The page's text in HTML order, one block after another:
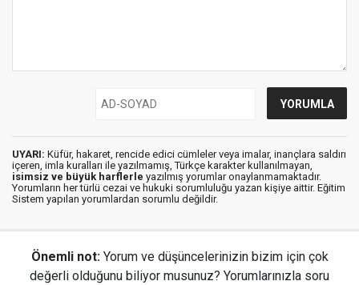
UYARI: Küfür, hakaret, rencide edici cümleler veya imalar, inançlara saldırı
içeren, imla kuralları ile yazılmamış, Türkçe karakter kullanılmayan,
isimsiz ve büyük harflerle yazılmış yorumlar onaylanmamaktadır.
Yorumların her türlü cezai ve hukuki sorumluluğu yazan kişiye aittir. Eğitim
Sistem yapılan yorumlardan sorumlu değildir.
Önemli not: Yorum ve düşüncelerinizin bizim için çok
değerli olduğunu biliyor musunuz? Yorumlarınızla soru